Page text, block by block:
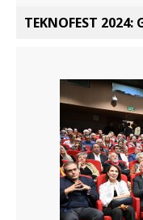
TEKNOFEST 2024: